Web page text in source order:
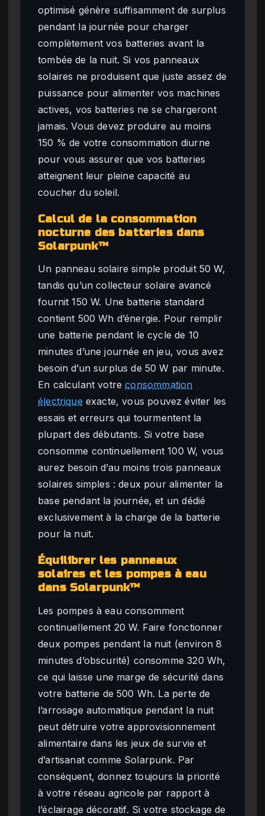
optimisé génère suffisamment de surplus
pendant la journée pour charger
complètement vos batteries avant la
tombée de la nuit. Si vos panneaux
solaires ne produisent que juste assez de
puissance pour alimenter vos machines
actives, vos batteries ne se chargeront
jamais. Vous devez produire au moins
150 % de votre consommation diurne
pour vous assurer que vos batteries
atteignent leur pleine capacité au
coucher du soleil.
Calcul de la consommation
nocturne des batteries dans
Solarpunk™
Un panneau solaire simple produit 50 W,
tandis qu’un collecteur solaire avancé
fournit 150 W. Une batterie standard
contient 500 Wh d’énergie. Pour remplir
une batterie pendant le cycle de 10
minutes d’une journée en jeu, vous avez
besoin d’un surplus de 50 W par minute.
En calculant votreconsommation
électrique exacte, vous pouvez éviter les
essais et erreurs qui tourmentent la
plupart des débutants. Si votre base
consomme continuellement 100 W, vous
aurez besoin d’au moins trois panneaux
solaires simples : deux pour alimenter la
base pendant la journée, et un dédié
exclusivement à la charge de la batterie
pour la nuit.
Équilibrer les panneaux
solaires et les pompes à eau
dans Solarpunk™
Les pompes à eau consomment
continuellement 20 W. Faire fonctionner
deux pompes pendant la nuit (environ 8
minutes d’obscurité) consomme 320 Wh,
ce qui laisse une marge de sécurité dans
votre batterie de 500 Wh. La perte de
l’arrosage automatique pendant la nuit
peut détruire votre approvisionnement
alimentaire dans les jeux de survie et
d’artisanat comme Solarpunk. Par
conséquent, donnez toujours la priorité
à votre réseau agricole par rapport à
l’éclairage décoratif. Si votre stockage de